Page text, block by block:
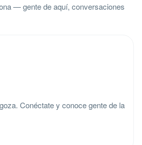
— gente de aquí, conversaciones
Conéctate y conoce gente de la